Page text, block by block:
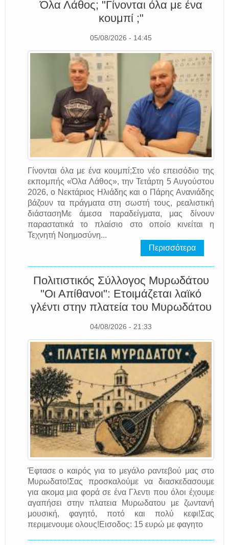
Όλα Λάθος; "Γίνονται όλα με ένα
κουμπί ;"
05/08/2026 - 14:45
Γίνονται όλα με ένα κουμπί;Στο νέο επεισόδιο της
εκπομπής «Όλα Λάθος», την Τετάρτη 5 Αυγούστου
2026, ο Νεκτάριος Ηλιάδης και ο Πάρης Ανανιάδης
βάζουν τα πράγματα στη σωστή τους, ρεαλιστική
διάστασηΜε άμεσα παραδείγματα, μας δίνουν
παραστατικά το πλαίσιο στο οποίο κινείται η
Τεχνητή Νοημοσύνη...
Περισσότερα
Πολιτιστικός Σύλλογος Μυρωδάτου
"Οι Απίθανοι": Ετοιμάζεται λαϊκό
γλέντι στην πλατεία του Μυρωδάτου
04/08/2026 - 21:33
Έφτασε ο καιρός για το μεγάλο ραντεβού μας στο
Μυρωδατο!Σας προσκαλούμε να διασκεδασουμε
για ακομα μια φορά σε ένα Γλεντι που όλοι έχουμε
αγαπήσει στην πλατεια Μυρωδατου με ζωντανή
μουσική, φαγητό, ποτό και πολύ κεφι!Σας
περιμενουμε ολους!Εισοδος: 15 ευρώ με φαγητο